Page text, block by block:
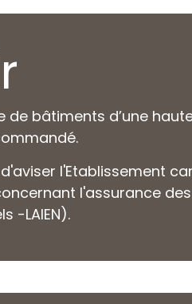
bâtiments d’une
l'Etablissement
l'assurance
-LAIEN).